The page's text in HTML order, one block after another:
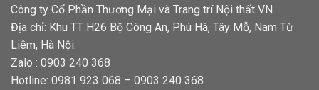
Công ty Cổ Phần Thương Mại và Trang trí Nội thất VN
Địa chỉ: Khu TT H26 Bộ Công An, Phú Hà, Tây Mỗ, Nam Từ
Liêm, Hà Nội.
Zalo : 0903 240 368
Hotline: 0981 923 068 – 0903 240 368